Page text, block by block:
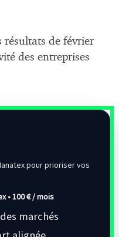
résultats de février
des entreprises
pour prioriser vos
•100 € / mois
marchés